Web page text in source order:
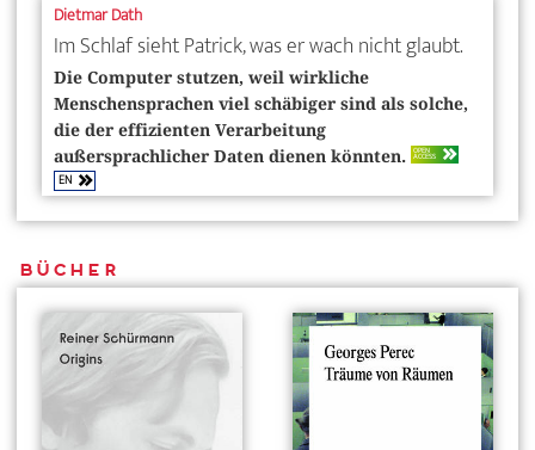
Dietmar Dath
Im Schlaf sieht Patrick, was er wach nicht glaubt.
Die Computer stutzen, weil wirkliche
Menschensprachen viel schäbiger sind als solche,
die der effizienten Verarbeitung
außersprachlicher Daten dienen könnten. OPEN
ACCESS
EN
Bücher